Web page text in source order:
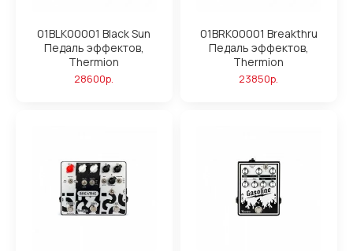
01BLK00001 Black Sun
Педаль эффектов,
Thermion
28600р.
01BRK00001 Breakthru
Педаль эффектов,
Thermion
23850р.